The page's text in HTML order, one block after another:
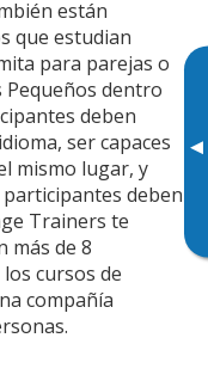
▸
están
que estudian
para parejas o
dentro
deben
ser capaces
mismo lugar, y
deben
Trainers te
más de 8
cursos de
compañía